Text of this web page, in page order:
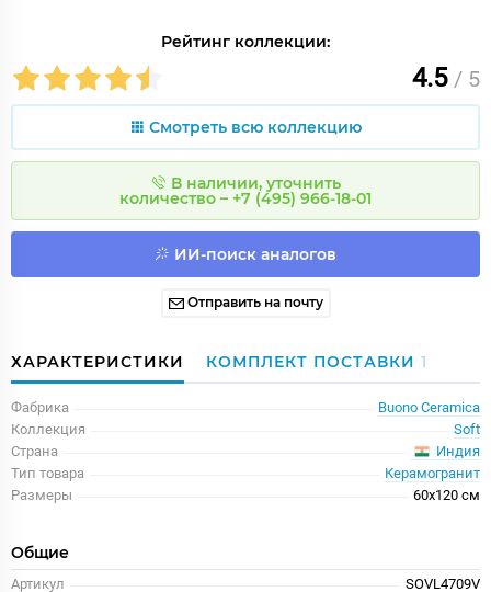
Рейтинг коллекции:
4.5 / 5
Смотреть всю коллекцию
В наличии, уточнить
количество – +7 (495) 966-18-01
ИИ-поиск аналогов
Отправить на почту
ХАРАКТЕРИСТИКИ КОМПЛЕКТ ПОСТАВКИ 1
Фабрика
Buono Ceramica
Коллекция
Soft
Страна
Индия
Тип товара
Керамогранит
Размеры
60x120 см
Общие
Артикул
SOVL4709V